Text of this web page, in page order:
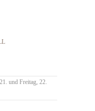
und Freitag, 22.